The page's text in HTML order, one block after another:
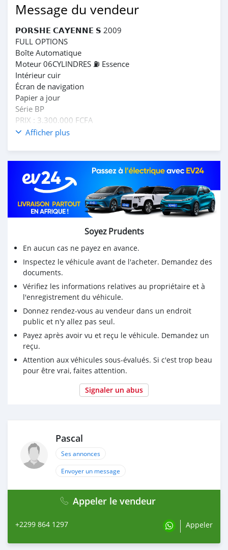
Message du vendeur
𝗣𝗢𝗥𝗦𝗛𝗘 𝗖𝗔𝗬𝗘𝗡𝗡𝗘 𝗦 2009
FULL OPTIONS
Boîte Automatique
Moteur 06CYLINDRES ⛽️ Essence
Intérieur cuir
Écran de navigation
Papier a jour
Série BP
PRIX : 3.300.000 FCFA
Afficher plus
Soyez Prudents
En aucun cas ne payez en avance.
Inspectez le véhicule avant de l'acheter. Demandez des
documents.
Vérifiez les informations relatives au propriétaire et à
l'enregistrement du véhicule.
Donnez rendez-vous au vendeur dans un endroit
public et n'y allez pas seul.
Payez après avoir vu et reçu le véhicule. Demandez un
reçu.
Attention aux véhicules sous-évalués. Si c'est trop beau
pour être vrai, faites attention.
Signaler un abus
Pascal
Ses annonces
Envoyer un message
Appeler le vendeur
+2299 864 1297 Appeler